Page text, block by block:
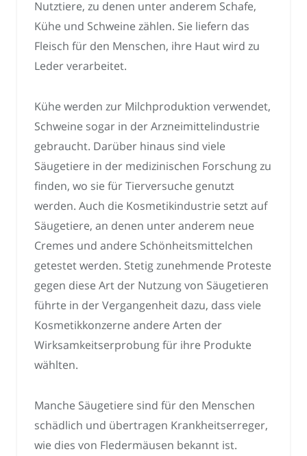
Nutztiere, zu denen unter anderem Schafe,
Kühe und Schweine zählen. Sie liefern das
Fleisch für den Menschen, ihre Haut wird zu
Leder verarbeitet.
Kühe werden zur Milchproduktion verwendet,
Schweine sogar in der Arzneimittelindustrie
gebraucht. Darüber hinaus sind viele
Säugetiere in der medizinischen Forschung zu
finden, wo sie für Tierversuche genutzt
werden. Auch die Kosmetikindustrie setzt auf
Säugetiere, an denen unter anderem neue
Cremes und andere Schönheitsmittelchen
getestet werden. Stetig zunehmende Proteste
gegen diese Art der Nutzung von Säugetieren
führte in der Vergangenheit dazu, dass viele
Kosmetikkonzerne andere Arten der
Wirksamkeitserprobung für ihre Produkte
wählten.
Manche Säugetiere sind für den Menschen
schädlich und übertragen Krankheitserreger,
wie dies von Fledermäusen bekannt ist.